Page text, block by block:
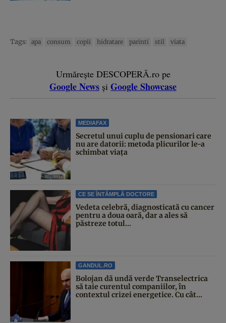
Tags: apa consum copii hidratare parinti stil viata
Urmărește DESCOPERĂ.ro pe
Google News și Google Showcase
MEDIAFAX
Secretul unui cuplu de pensionari care
nu are datorii: metoda plicurilor le-a
schimbat viața
CE SE ÎNTÂMPLĂ DOCTORE
Vedeta celebră, diagnosticată cu cancer
pentru a doua oară, dar a ales să
păstreze totul...
GANDUL.RO
Bolojan dă undă verde Transelectrica
să taie curentul companiilor, în
contextul crizei energetice. Cu cât...